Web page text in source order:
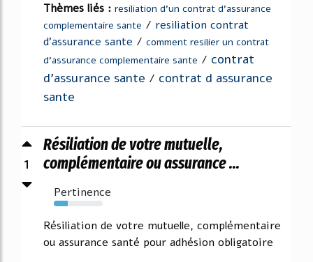
Thèmes liés : resiliation d'un contrat d'assurance
complementaire sante / resiliation contrat
d'assurance sante / comment resilier un contrat
d'assurance complementaire sante / contrat
d'assurance sante / contrat d assurance
sante
1
Résiliation de votre mutuelle,
complémentaire ou assurance ...
Pertinence
29%
Résiliation de votre mutuelle, complémentaire
ou assurance santé pour adhésion obligatoire